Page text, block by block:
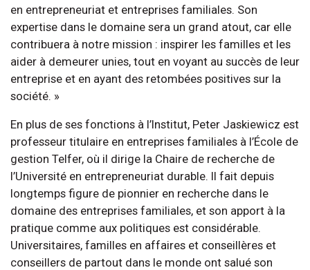
en entrepreneuriat et entreprises familiales. Son
expertise dans le domaine sera un grand atout, car elle
contribuera à notre mission : inspirer les familles et les
aider à demeurer unies, tout en voyant au succès de leur
entreprise et en ayant des retombées positives sur la
société. »
En plus de ses fonctions à l’Institut, Peter Jaskiewicz est
professeur titulaire en entreprises familiales à l’École de
gestion Telfer, où il dirige la Chaire de recherche de
l’Université en entrepreneuriat durable. Il fait depuis
longtemps figure de pionnier en recherche dans le
domaine des entreprises familiales, et son apport à la
pratique comme aux politiques est considérable.
Universitaires, familles en affaires et conseillères et
conseillers de partout dans le monde ont salué son